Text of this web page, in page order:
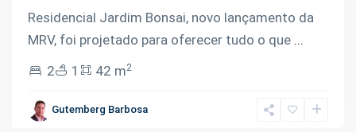
Residencial Jardim Bonsai, novo lançamento da
MRV, foi projetado para oferecer tudo o que ...
2
1 42 m2
Gutemberg Barbosa
Operário,